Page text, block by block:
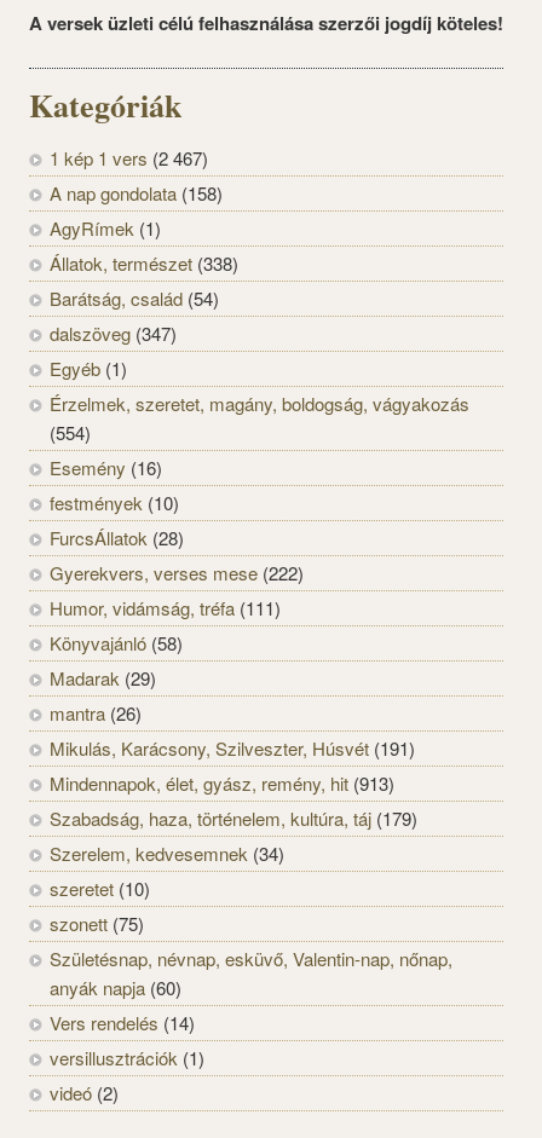
A versek üzleti célú felhasználása szerzői jogdíj köteles!
Kategóriák
1 kép 1 vers (2 467)
A nap gondolata (158)
AgyRímek (1)
Állatok, természet (338)
Barátság, család (54)
dalszöveg (347)
Egyéb (1)
Érzelmek, szeretet, magány, boldogság, vágyakozás
(554)
Esemény (16)
festmények (10)
FurcsÁllatok (28)
Gyerekvers, verses mese (222)
Humor, vidámság, tréfa (111)
Könyvajánló (58)
Madarak (29)
mantra (26)
Mikulás, Karácsony, Szilveszter, Húsvét (191)
Mindennapok, élet, gyász, remény, hit (913)
Szabadság, haza, történelem, kultúra, táj (179)
Szerelem, kedvesemnek (34)
szeretet (10)
szonett (75)
Születésnap, névnap, esküvő, Valentin-nap, nőnap,
anyák napja (60)
Vers rendelés (14)
versillusztrációk (1)
videó (2)